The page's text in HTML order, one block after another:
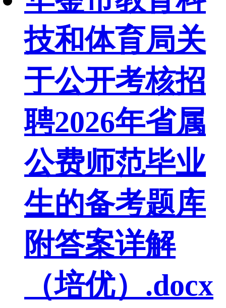
技和体育局关
于公开考核招
聘2026年省属
公费师范毕业
生的备考题库
附答案详解
（培优）.docx